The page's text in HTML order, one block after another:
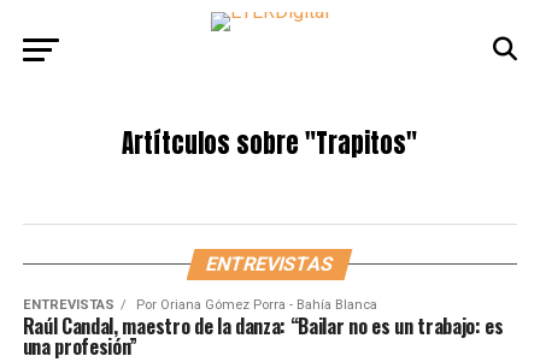
Artítculos sobre"Trapitos"
ENTREVISTAS
ENTREVISTAS Por Oriana Gómez Porra - Bahía Blanca
Raúl Candal, maestro de la danza: “Bailar no es un trabajo: es
una profesión”